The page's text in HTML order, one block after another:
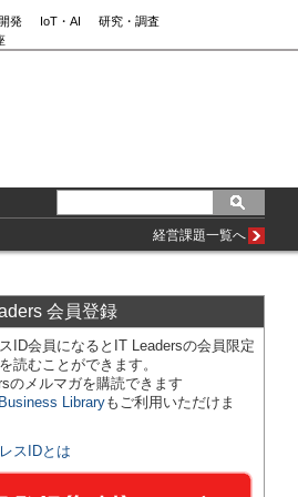
発 IoT・AI
研究・調査
経営課題一覧へ
会員登録
ID会員になるとIT Leadersの会員限定
読むことができます。
のメルマガを購読できます
Libraryもご利用いただけま
スIDとは